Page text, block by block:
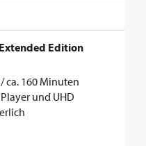
Edition
ca. 160 Minuten
und UHD